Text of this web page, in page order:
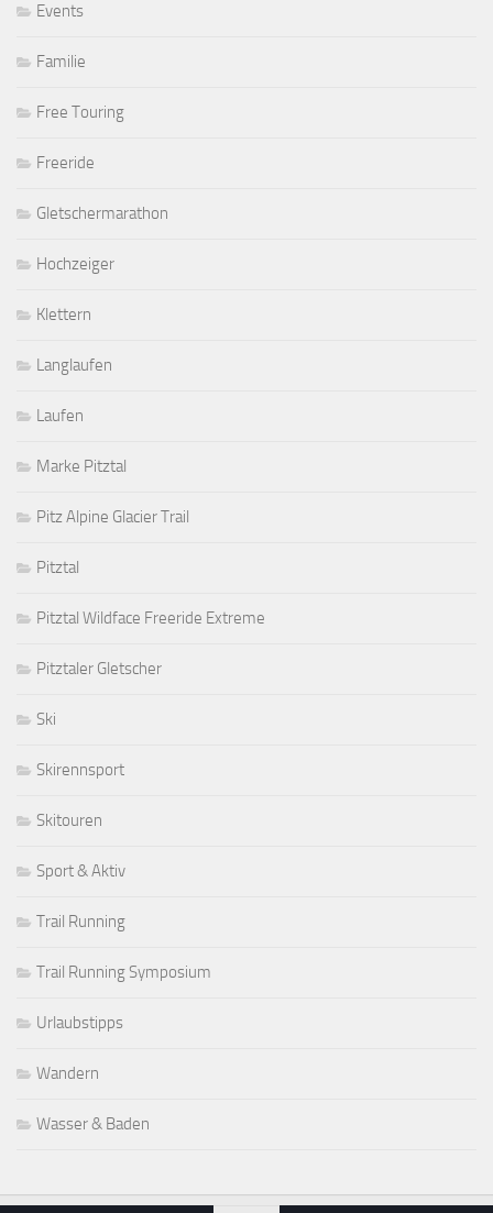
Events
Familie
Free Touring
Freeride
Gletschermarathon
Hochzeiger
Klettern
Langlaufen
Laufen
Marke Pitztal
Pitz Alpine Glacier Trail
Pitztal
Pitztal Wildface Freeride Extreme
Pitztaler Gletscher
Ski
Skirennsport
Skitouren
Sport & Aktiv
Trail Running
Trail Running Symposium
Urlaubstipps
Wandern
Wasser & Baden